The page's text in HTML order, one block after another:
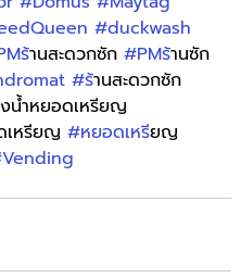
#duckwash
ร้านสะดวกซัก #PMร้านซัก
#ร้านสะดวกซัก
น้ำหยอดเหรียญ
เหรียญ #หยอดเหรียญ